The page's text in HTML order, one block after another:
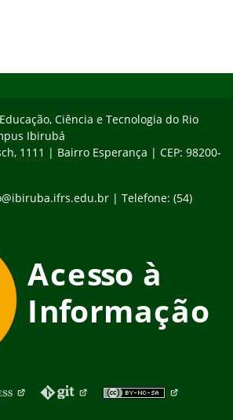
Ciência e Tecnologia do Rio
Ibirubá
1111 | Bairro Esperança | CEP: 98200-
| Telefone: (54)